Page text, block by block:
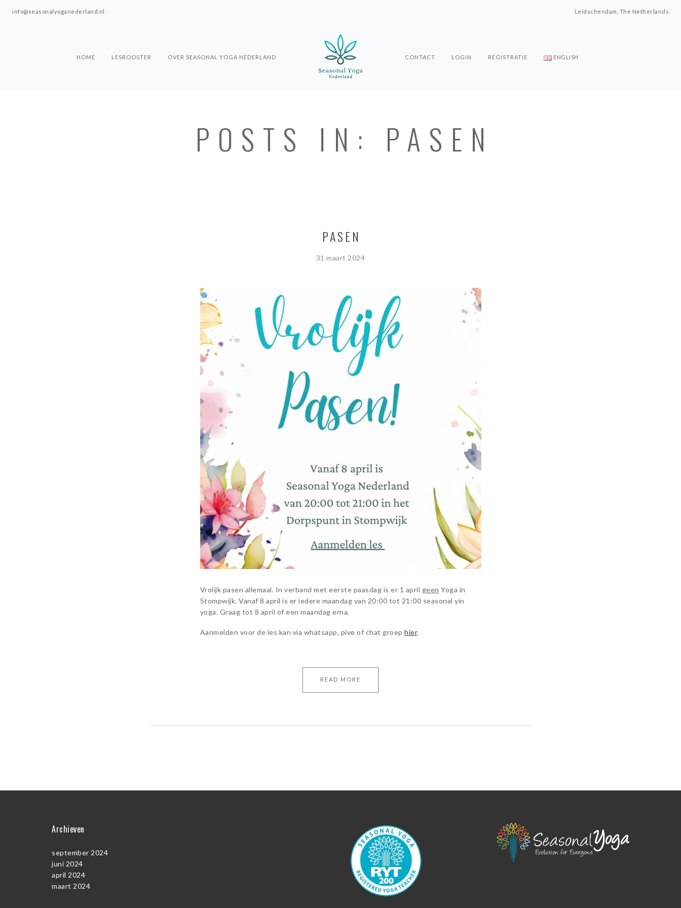
info@seasonalyoganederland.nl Leidschendam, The Netherlands
HOME LESROOSTER OVER SEASONAL YOGA NEDERLAND CONTACT LOGIN REGISTRATIE ENGLISH
POSTS IN: PASEN
PASEN
31 maart 2024
Vrolijk pasen allemaal. In verband met eerste paasdag is er 1 april geen Yoga in
Stompwijk. Vanaf 8 april is er iedere maandag van 20:00 tot 21:00 seasonal yin
yoga. Graag tot 8 april of een maandag erna.
Aanmelden voor de les kan via whatsapp, pive of chat groep hier.
READ MORE
Archieven
september 2024
juni 2024
april 2024
maart 2024